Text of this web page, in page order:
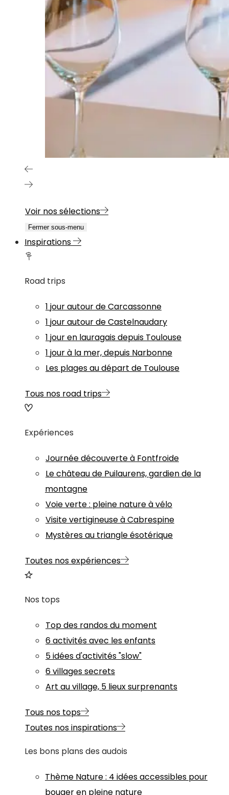
Voir nos sélections
Fermer sous-menu
Inspirations
Road trips
1 jour autour de Carcassonne
1 jour autour de Castelnaudary
1 jour en lauragais depuis Toulouse
1 jour à la mer, depuis Narbonne
Les plages au départ de Toulouse
Tous nos road trips
Expériences
Journée découverte à Fontfroide
Le château de Puilaurens, gardien de la
montagne
Voie verte : pleine nature à vélo
Visite vertigineuse à Cabrespine
Mystères au triangle ésotérique
Toutes nos expériences
Nos tops
Top des randos du moment
6 activités avec les enfants
5 idées d'activités "slow"
6 villages secrets
Art au village, 5 lieux surprenants
Tous nos tops
Toutes nos inspirations
Les bons plans des audois
Thème Nature: 4 idées accessibles pour
bouger en pleine nature